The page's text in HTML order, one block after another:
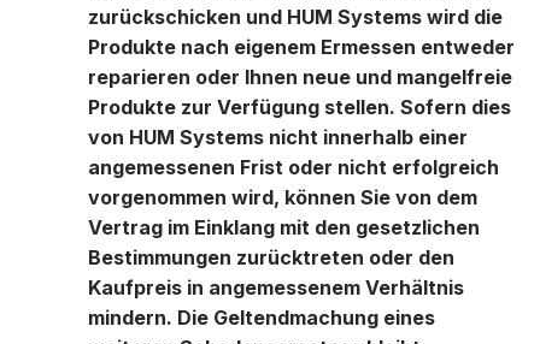
zurückschicken und HUM Systems wird die
Produkte nach eigenem Ermessen entweder
reparieren oder Ihnen neue und mangelfreie
Produkte zur Verfügung stellen. Sofern dies
von HUM Systems nicht innerhalb einer
angemessenen Frist oder nicht erfolgreich
vorgenommen wird, können Sie von dem
Vertrag im Einklang mit den gesetzlichen
Bestimmungen zurücktreten oder den
Kaufpreis in angemessenem Verhältnis
mindern. Die Geltendmachung eines